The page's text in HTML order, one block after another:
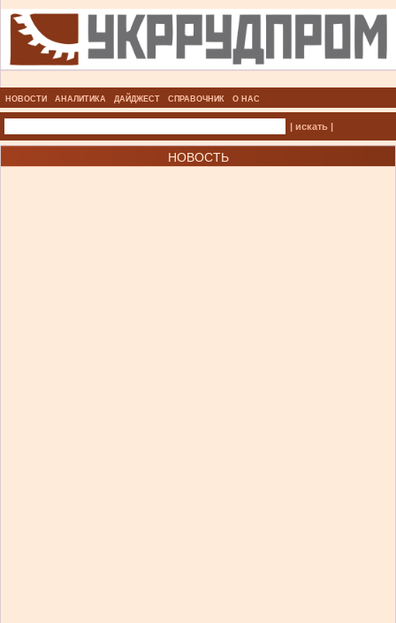
НОВОСТИ АНАЛИТИКА ДАЙДЖЕСТ СПРАВОЧНИК О НАС
| искать |
НОВОСТЬ